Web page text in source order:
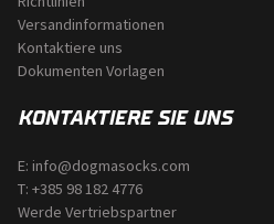
Versandinformationen
Kontaktiere uns
Dokumenten Vorlagen
KONTAKTIERE SIE UNS
E: info@dogmasocks.com
T: +385 98 182 4776
Werde Vertriebspartner